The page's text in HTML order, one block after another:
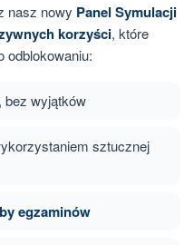
nasz nowy Panel Symulacji
korzyści, które
odblokowaniu:
, bez wyjątków
sztucznej
egzaminów